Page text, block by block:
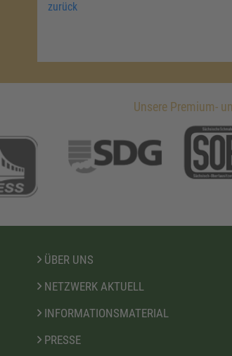
zurück
Unsere Premium-
ÜBER UNS
NETZWERK AKTUELL
INFORMATIONSMATERIAL
PRESSE